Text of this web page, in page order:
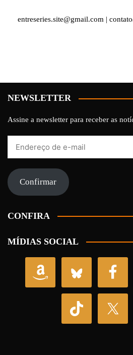
entreseries.site@gmail.com |
NEWSLETTER
Assine a newsletter para receber as
mail Confirmar
CONFIRA
MÍDIAS SOCIAL